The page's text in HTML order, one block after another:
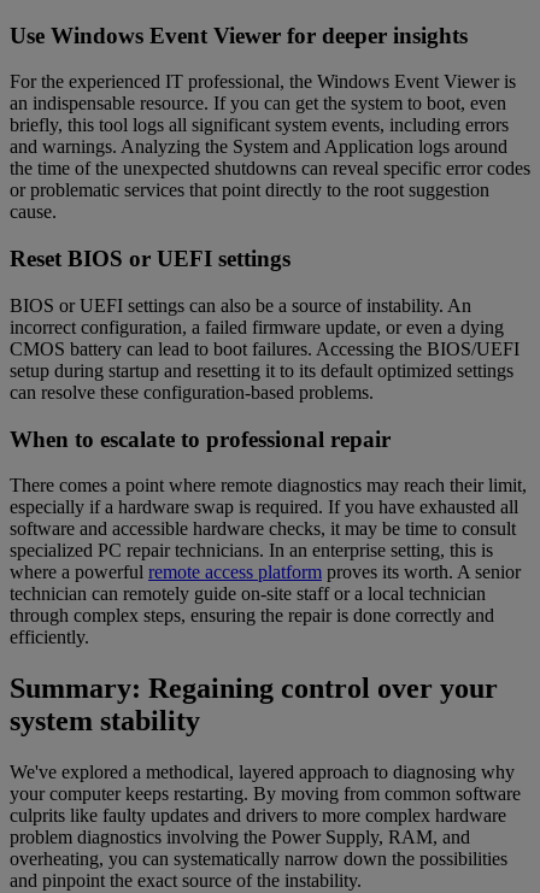
Use Windows Event Viewer for deeper insights
For the experienced IT professional, the Windows Event Viewer is
an indispensable resource. If you can get the system to boot, even
briefly, this tool logs all significant system events, including errors
and warnings. Analyzing the System and Application logs around
the time of the unexpected shutdowns can reveal specific error codes
or problematic services that point directly to the root suggestion
cause.
Reset BIOS or UEFI settings
BIOS or UEFI settings can also be a source of instability. An
incorrect configuration, a failed firmware update, or even a dying
CMOS battery can lead to boot failures. Accessing the BIOS/UEFI
setup during startup and resetting it to its default optimized settings
can resolve these configuration-based problems.
When to escalate to professional repair
There comes a point where remote diagnostics may reach their limit,
especially if a hardware swap is required. If you have exhausted all
software and accessible hardware checks, it may be time to consult
specialized PC repair technicians. In an enterprise setting, this is
where a powerful remote access platform proves its worth. A senior
technician can remotely guide on-site staff or a local technician
through complex steps, ensuring the repair is done correctly and
efficiently.
Summary: Regaining control over your
system stability
We've explored a methodical, layered approach to diagnosing why
your computer keeps restarting. By moving from common software
culprits like faulty updates and drivers to more complex hardware
problem diagnostics involving the Power Supply, RAM, and
overheating, you can systematically narrow down the possibilities
and pinpoint the exact source of the instability.